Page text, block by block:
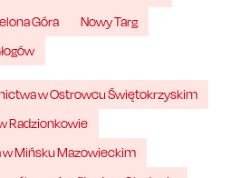
Góra
Nowy Targ
w Ostrowcu Świętokrzyskim
Radzionkowie
w Mińsku Mazowieckim